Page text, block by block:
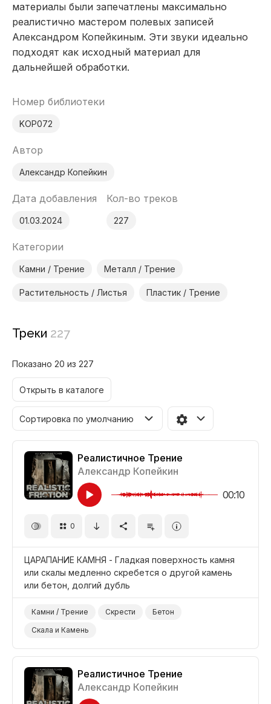
материалы были запечатлены максимально
реалистично мастером полевых записей
Александром Копейкиным. Эти звуки идеально
подходят как исходный материал для
дальнейшей обработки.
Номер библиотеки
KOP072
Автор
Александр Копейкин
Дата добавления
01.03.2024
Кол-во треков
227
Категории
Камни / Трение Металл / Трение
Растительность / Листья Пластик / Трение
Треки 227
Показано 20 из 227
Открыть в каталоге
Сортировка по умолчанию
Реалистичное Трение
Александр Копейкин
00:10
0
ЦАРАПАНИЕ КАМНЯ - Гладкая поверхность камня
или скалы медленно скребется о другой камень
или бетон, долгий дубль
Камни / Трение Скрести
Бетон
Скала и Камень
Реалистичное Трение
Александр Копейкин